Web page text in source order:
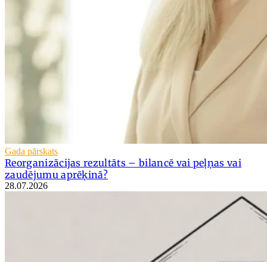
Gada pārskats
Reorganizācijas rezultāts – bilancē vai peļņas vai
zaudējumu aprēķinā?
28.07.2026